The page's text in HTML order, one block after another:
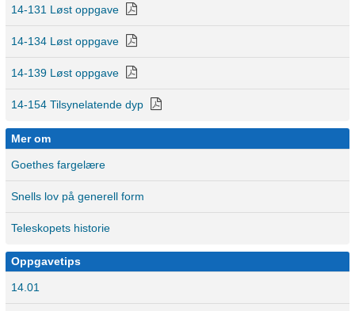
14-131 Løst oppgave
14-134 Løst oppgave
14-139 Løst oppgave
14-154 Tilsynelatende dyp
Mer om
Goethes fargelære
Snells lov på generell form
Teleskopets historie
Oppgavetips
14.01